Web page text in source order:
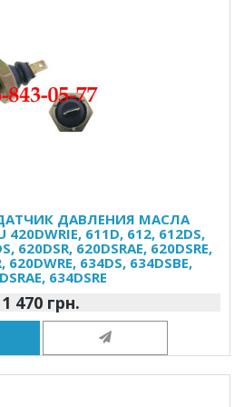
ДАТЧИК ДАВЛЕНИЯ МАСЛА
611D, 612, 612DS,
620DSR, 620DSRAE, 620DSRE,
620DWRE, 634DS, 634DSBE,
634DSRE
1 470 грн.